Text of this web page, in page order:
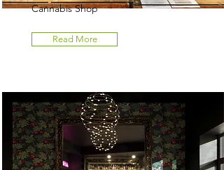
Cannabis Shop
Read More